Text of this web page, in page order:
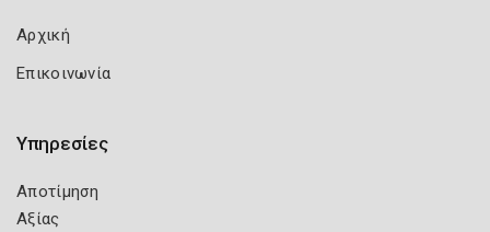
Αρχική
Επικοινωνία
Υπηρεσίες
Αποτίμηση
Αξίας